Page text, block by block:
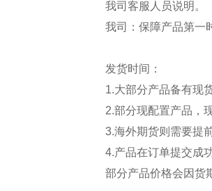
我司客服人员说明。
我司：保障产品第一
发货时间：
1.大部分产品备有现
2.部分现配置产品，
3.海外期货则需要提
4.产品在订单提交成
部分产品价格会因货